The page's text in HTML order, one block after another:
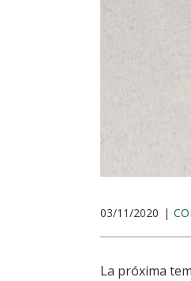
03/11/2020
La próxima